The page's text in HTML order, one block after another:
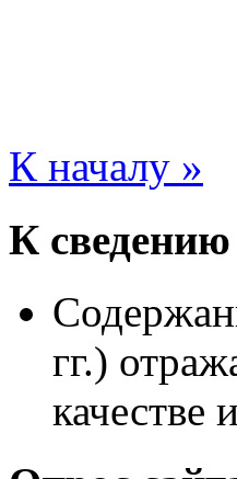
К началу »
К сведению
гг.)
качестве